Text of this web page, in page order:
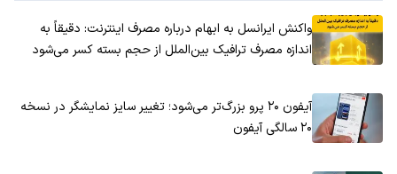
واکنش ایرانسل به ابهام درباره مصرف اینترنت: دقیقاً به
اندازه مصرف ترافیک بین‌الملل از حجم بسته کسر می‌شود
آیفون ۲۰ پرو بزرگ‌تر می‌شود؛ تغییر سایز نمایشگر در نسخه
۲۰ سالگی آیفون